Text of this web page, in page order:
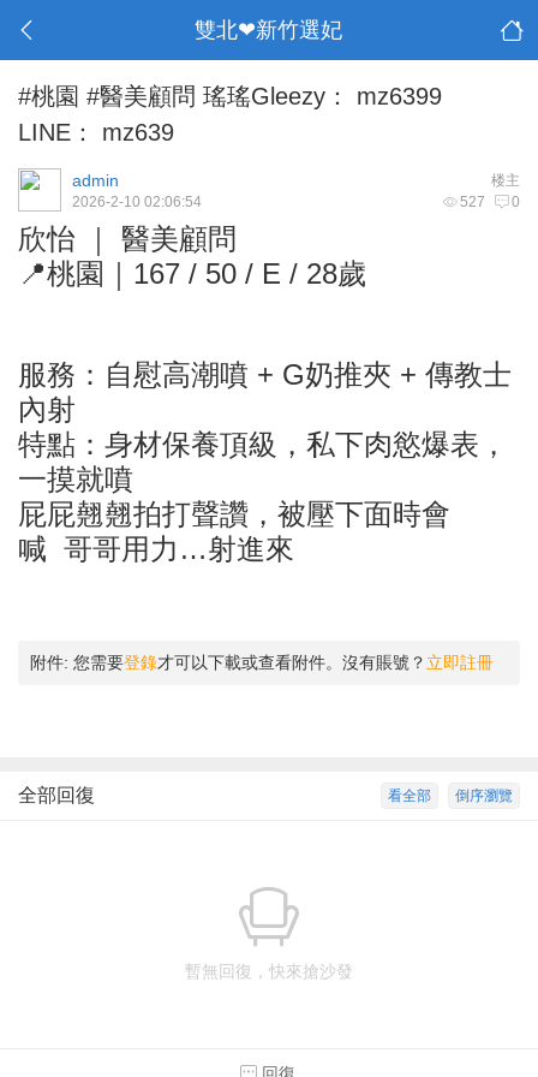
雙北❤新竹選妃
#桃園 #醫美顧問 瑤瑤Gleezy： mz6399
LINE： mz639
楼主
admin
527 0
2026-2-10 02:06:54
欣怡 ｜ 醫美顧問
📍桃園｜167 / 50 / E / 28歲
服務：自慰高潮噴 + G奶推夾 + 傳教士
內射
特點：身材保養頂級，私下肉慾爆表，
一摸就噴
屁屁翹翹拍打聲讚，被壓下面時會
喊 哥哥用力…射進來
附件: 您需要登錄才可以下載或查看附件。沒有賬號？ 立即註冊
倒序瀏覽
看全部
全部回復
暫無回復，快來搶沙發